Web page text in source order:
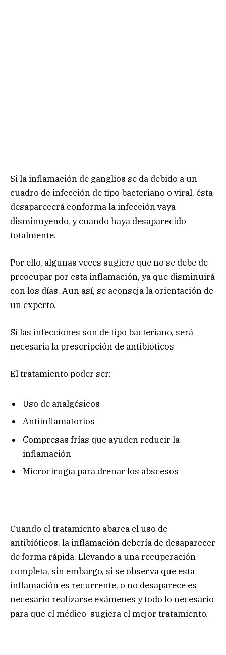
Si la inflamación de ganglios se da debido a un
cuadro de infección de tipo bacteriano o viral, ésta
desaparecerá conforma la infección vaya
disminuyendo, y cuando haya desaparecido
totalmente.
Por ello, algunas veces sugiere que no se debe de
preocupar por esta inflamación, ya que disminuirá
con los días. Aun así, se aconseja la orientación de
un experto.
Si las infecciones son de tipo bacteriano, será
necesaria la prescripción de antibióticos
El tratamiento poder ser:
Uso de analgésicos
Antiinflamatorios
Compresas frías que ayuden reducir la
inflamación
Microcirugía para drenar los abscesos
Cuando el tratamiento abarca el uso de
antibióticos, la inflamación debería de desaparecer
de forma rápida. Llevando a una recuperación
completa, sin embargo, si se observa que esta
inflamación es recurrente, o no desaparece es
necesario realizarse exámenes y todo lo necesario
para que el médico sugiera el mejor tratamiento.